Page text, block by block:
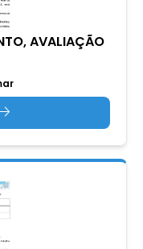
AVALIAÇÃO